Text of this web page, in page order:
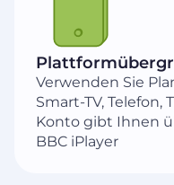
Verwenden Sie
Smart-TV, Telefon,
Konto gibt Ihnen
BBC iPlayer